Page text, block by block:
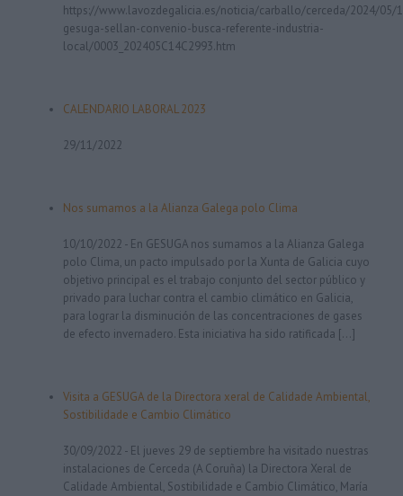
https://www.lavozdegalicia.es/noticia/carballo/cerceda/2024/05/
gesuga-sellan-convenio-busca-referente-industria-
local/0003_202405C14C2993.htm
CALENDARIO LABORAL 2023
29/11/2022
Nos sumamos a la Alianza Galega polo Clima
10/10/2022 - En GESUGA nos sumamos a la Alianza Galega
polo Clima, un pacto impulsado por la Xunta de Galicia cuyo
objetivo principal es el trabajo conjunto del sector público y
privado para luchar contra el cambio climático en Galicia,
para lograr la disminución de las concentraciones de gases
de efecto invernadero. Esta iniciativa ha sido ratificada […]
Visita a GESUGA de la Directora xeral de Calidade Ambiental,
Sostibilidade e Cambio Climático
30/09/2022 - El jueves 29 de septiembre ha visitado nuestras
instalaciones de Cerceda (A Coruña) la Directora Xeral de
Calidade Ambiental, Sostibilidade e Cambio Climático, María